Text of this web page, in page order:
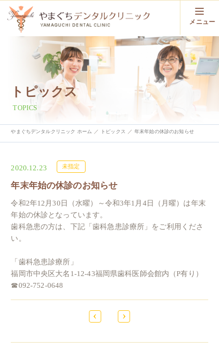
メニュー
トピックス
TOPICS
やまぐちデンタルクリニック ホーム トピックス 年末年始の休診のお知らせ
2020.12.23 未指定
年末年始の休診のお知らせ
令和2年12月30日（水曜）～令和3年1月4日（月曜）は年末
年始の休診となっています。
歯科急患の方は、下記「歯科急患診療所」をご利用くださ
い。
「歯科急患診療所」
福岡市中央区大名1-12-43福岡県歯科医師会館内（P有り）
☎092-752-0648
‹ ›